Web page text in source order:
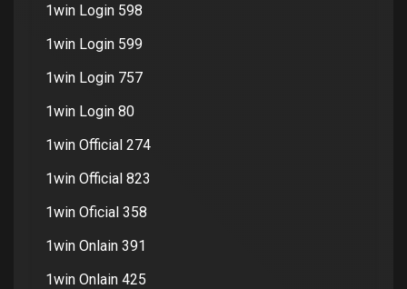
1win Login 598
1win Login 599
1win Login 757
1win Login 80
1win Official 274
1win Official 823
1win Oficial 358
1win Onlain 391
1win Onlain 425